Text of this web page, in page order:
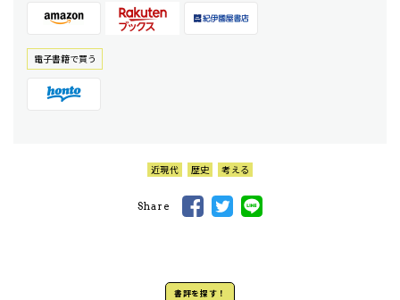
電⼦書籍で買う
近現代 歴史 考える
Share
書評を探す！